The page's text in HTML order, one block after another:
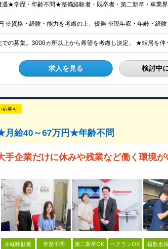
求人を見る 検討中
応募可
月給40～67万円★年齢不問
企業だけに休みや残業など働く環境
未経験歓迎 学歴不問 第二新卒OK ベテランOK 複数名